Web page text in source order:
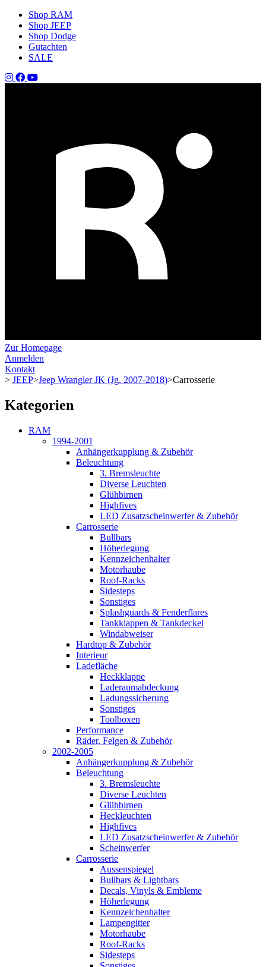
Shop RAM
Shop JEEP
Shop Dodge
Gutachten
SALE
Zur Homepage
Anmelden
Kontakt
> JEEP>Jeep Wrangler JK (Jg. 2007-2018)>Carrosserie
Kategorien
RAM
1994-2001
Anhängerkupplung & Zubehör
Beleuchtung
3. Bremsleuchte
Diverse Leuchten
Glühbirnen
Highfives
LED Zusatzscheinwerfer & Zubehör
Carrosserie
Bullbars
Höherlegung
Kennzeichenhalter
Motorhaube
Roof-Racks
Sidesteps
Sonstiges
Splashguards & Fenderflares
Tankklappen & Tankdeckel
Windabweiser
Hardtop & Zubehör
Interieur
Ladefläche
Heckklappe
Laderaumabdeckung
Ladungssicherung
Sonstiges
Toolboxen
Performance
Räder, Felgen & Zubehör
2002-2005
Anhängerkupplung & Zubehör
Beleuchtung
3. Bremsleuchte
Diverse Leuchten
Glühbirnen
Heckleuchten
Highfives
LED Zusatzscheinwerfer & Zubehör
Scheinwerfer
Carrosserie
Aussenspiegel
Bullbars & Lightbars
Decals, Vinyls & Embleme
Höherlegung
Kennzeichenhalter
Lampengitter
Motorhaube
Roof-Racks
Sidesteps